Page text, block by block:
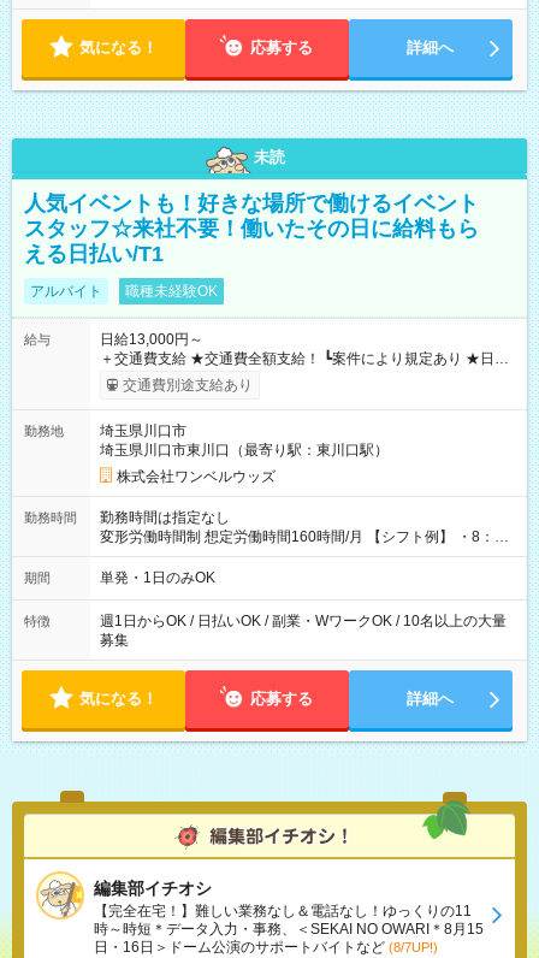
気になる！ 応募する 詳細へ
未読
人気イベントも！好きな場所で働けるイベント
スタッフ☆来社不要！働いたその日に給料もら
える日払い/T1
アルバイト 職種未経験OK
給与
日給13,000円～
＋交通費支給 ★交通費全額支給！ ┗案件により規定あり ★日払
いOK！（規定あり） ┗働いたその日に現金GET♪ お仕事後はコ
ンビニATMから 日払い分を引き落とせます！ 【試用期間】試
交通費別途支給あり
勤務地
埼玉県川口市
埼玉県川口市東川口（最寄り駅：東川口駅）
株式会社ワンベルウッズ
勤務時間
勤務時間は指定なし
変形労働時間制 想定労働時間160時間/月 【シフト例】 ・8：00
～21：00
期間 単発・1日のみOK
特徴
週1日からOK / 日払いOK / 副業・WワークOK / 10名以上の大量
募集
気になる！ 応募する 詳細へ
編集部イチオシ
【完全在宅！】難しい業務なし＆電話なし！ゆっくりの11
時～時短＊データ入力・事務、＜SEKAI NO OWARI＊8月15
日・16日＞ドーム公演のサポートバイトなど (8/7UP!)